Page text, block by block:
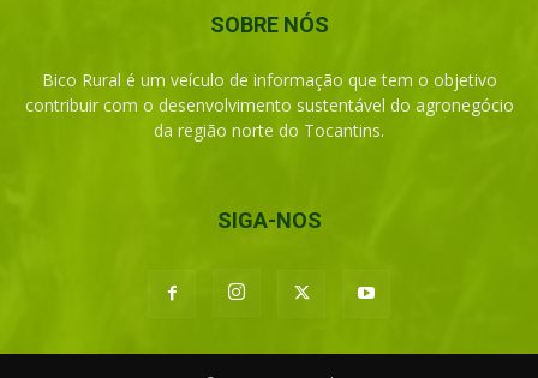
SOBRE NÓS
Bico Rural é um veículo de informação que tem o objetivo
contribuir com o desenvolvimento sustentável do agronegócio
da região norte do Tocantins.
SIGA-NOS